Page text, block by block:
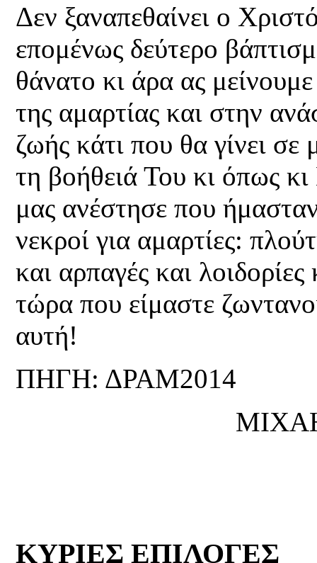
Δεν ξαναπεθαίνει ο
επομένως δεύτερο
θάνατο κι άρα ας
της αμαρτίας και στην
ζωής κάτι που θα γίνει
τη βοήθειά Του κι όπως
μας ανέστησε που
νεκροί για αμαρτίες:
και αρπαγές και
τώρα που είμαστε
αυτή!
ΠΗΓΗ: ΔΡΑΜ2014
ΚΥΡΙΕΣ ΕΠΙΛΟΓΕΣ